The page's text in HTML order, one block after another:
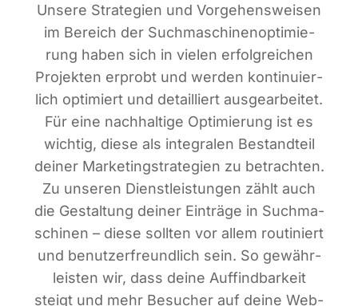
Unse­re Stra­te­gien und Vor­ge­hens­wei­sen
im Bereich der Such­ma­schi­nen­op­ti­mie­
rung haben sich in vie­len erfolg­rei­chen
Pro­jek­ten erprobt und wer­den kon­ti­nu­ier­
lich opti­miert und detail­liert aus­ge­ar­bei­tet.
Für eine nach­hal­ti­ge Opti­mie­rung ist es
wich­tig, die­se als inte­gra­len Bestand­teil
dei­ner Mar­ke­ting­stra­te­gien zu betrach­ten.
Zu unse­ren Dienst­leis­tun­gen zählt auch
die Gestal­tung dei­ner Ein­trä­ge in Such­ma­
schi­nen – die­se soll­ten vor allem rou­ti­niert
und benut­zer­freund­lich sein. So gewähr­
leis­ten wir, dass dei­ne Auf­find­bar­keit
steigt und mehr Besu­cher auf dei­ne Web­